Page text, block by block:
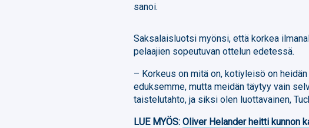
sanoi.
Saksalaisluotsi myönsi, että korkea
pelaajien sopeutuvan ottelun edetessä.
– Korkeus on mitä on, kotiyleisö on
eduksemme, mutta meidän täytyy vain
taistelutahto, ja siksi olen luottavainen,
LUE MYÖS:Oliver Helander heitti kunnon